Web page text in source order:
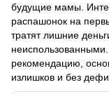
будущие мамы.
распашонок на
тратят лишние
рекомендацию,
излишков и без